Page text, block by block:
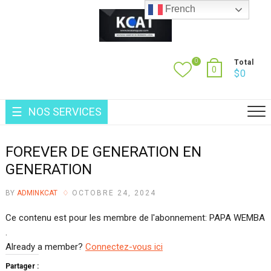
0
0
Total
$0
NOS SERVICES
FOREVER DE GENERATION EN
GENERATION
BY ADMINKCAT OCTOBRE 24, 2024
Ce contenu est pour les membre de l'abonnement: PAPA WEMBA
.
Already a member? Connectez-vous ici
Partager :
French